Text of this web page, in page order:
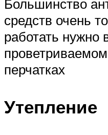
Большинство
средств очень
работать нужно
перчатках
Утепление